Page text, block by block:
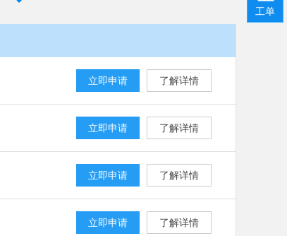
工单
立即申请 了解详情
立即申请 了解详情
立即申请 了解详情
立即申请 了解详情